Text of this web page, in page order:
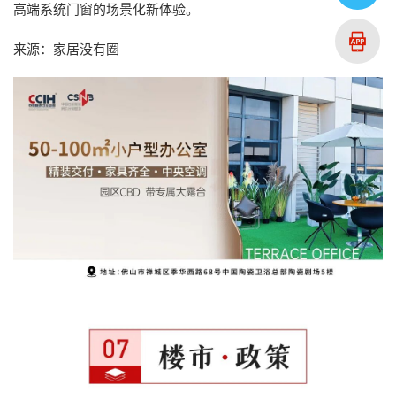
高端系统门窗的场景化新体验。
来源：家居没有圈